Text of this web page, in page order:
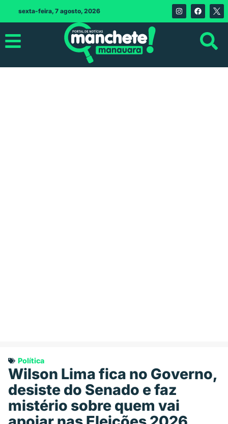
sexta-feira, 7 agosto, 2026
Política
Wilson Lima fica no Governo,
desiste do Senado e faz
mistério sobre quem vai